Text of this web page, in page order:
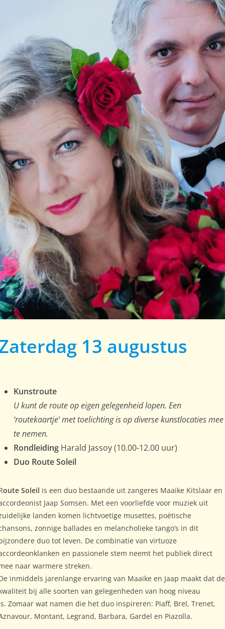
13 augustus
Kunstroute
U kunt de route op eigen gelegenheid lopen. Een
‘routekaartje’ met toelichting is op diverse kunstlocaties mee
te nemen.
Rondleiding Harald Jassoy (10.00-12.00 uur)
Duo Route Soleil
oute Soleil is een duo bestaande uit zangeres Maaike Kitslaar en
Jaap Somsen. Met een voorliefde voor muziek uit
landen komen lichtvoetige musettes, poëtische
zonnige ballades en melancholieke tango’s in dit
duo tot leven. De combinatie van virtuoze
en passionele stem neemt het publiek direct
naar warmere streken.
inmiddels jarenlange ervaring van Maaike en Jaap maakt dat de
bij alle soorten van gelegenheden van hoog niveau
Zomaar wat namen die het duo inspireren: Piaff, Brel, Trenet,
Montant, Legrand, Barbara, Gardel en Piazolla.